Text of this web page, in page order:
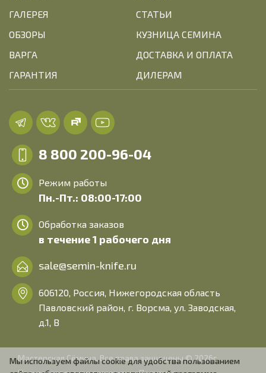
ГАЛЕРЕЯ
СТАТЬИ
ОБЗОРЫ
КУЗНИЦА СЕМИНА
ВАРГА
ДОСТАВКА И ОПЛАТА
ГАРАНТИЯ
ДИЛЕРАМ
8 800 200-96-04
Режим работы
Пн.-Пт.: 08:00-17:00
Обработка заказов
в течение 1 рабочего дня
sale@semin-knife.ru
606120, Россия, Нижегородская область
Павловский район, г. Ворсма, ул. Заводская,
д.1, В
Мастерская Сёмина. Все права защищены © 2026г.
Мы используем файлы cookie для удобства пользованием